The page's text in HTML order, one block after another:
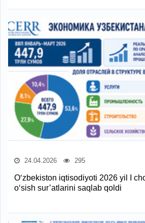
24.04.2026 295
O‘zbekiston iqtisodiyoti 2026 yil I
o‘sish sur’atlarini saqlab qoldi